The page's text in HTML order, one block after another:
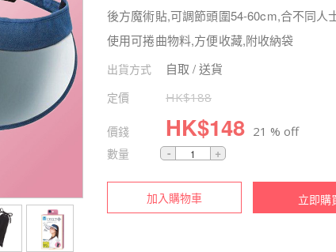
後方魔術貼,可調節頭圍54-60cm,合不同人
使用可捲曲物料,方便收藏,附收納袋
出貨方式 自取 / 送貨
定價 HK$188
價錢 HK$148 21 % off
數量
加入購物車 立即購